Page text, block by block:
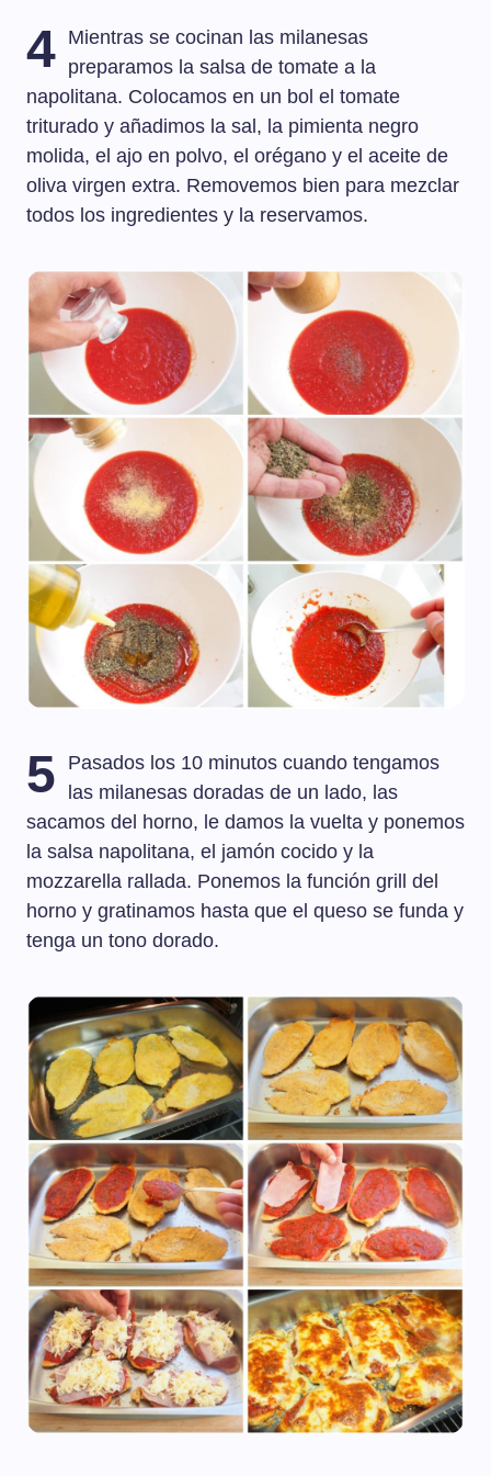
4 Mientras se cocinan las milanesas
preparamos la salsa de tomate a la
napolitana. Colocamos en un bol el tomate
triturado y añadimos la sal, la pimienta negro
molida, el ajo en polvo, el orégano y el aceite de
oliva virgen extra. Removemos bien para mezclar
todos los ingredientes y la reservamos.
5
Pasados los 10 minutos cuando tengamos
las milanesas doradas de un lado, las
sacamos del horno, le damos la vuelta y ponemos
la salsa napolitana, el jamón cocido y la
mozzarella rallada. Ponemos la función grill del
horno y gratinamos hasta que el queso se funda y
tenga un tono dorado.